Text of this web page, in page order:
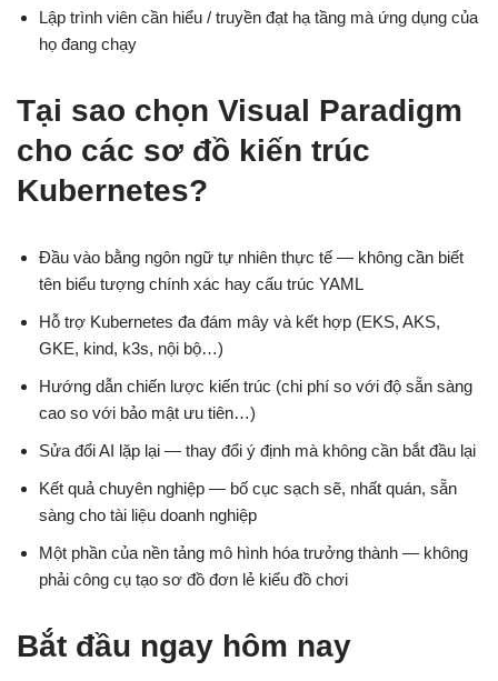
Lập trình viên cần hiểu / truyền đạt hạ tầng mà ứng dụng của
họ đang chạy
Tại sao chọn Visual Paradigm
cho các sơ đồ kiến trúc
Kubernetes?
Đầu vào bằng ngôn ngữ tự nhiên thực tế — không cần biết
tên biểu tượng chính xác hay cấu trúc YAML
Hỗ trợ Kubernetes đa đám mây và kết hợp (EKS, AKS,
GKE, kind, k3s, nội bộ…)
Hướng dẫn chiến lược kiến trúc (chi phí so với độ sẵn sàng
cao so với bảo mật ưu tiên…)
Sửa đổi AI lặp lại — thay đổi ý định mà không cần bắt đầu lại
Kết quả chuyên nghiệp — bố cục sạch sẽ, nhất quán, sẵn
sàng cho tài liệu doanh nghiệp
Một phần của nền tảng mô hình hóa trưởng thành — không
phải công cụ tạo sơ đồ đơn lẻ kiểu đồ chơi
Bắt đầu ngay hôm nay